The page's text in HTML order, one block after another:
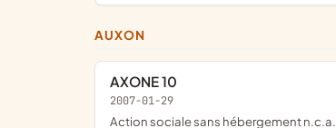
AUXON
AXONE 10
2007-01-29
Action sociale sans hébergement n.c.a.